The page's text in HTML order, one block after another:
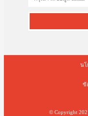
© Copyright
นโ
ข้